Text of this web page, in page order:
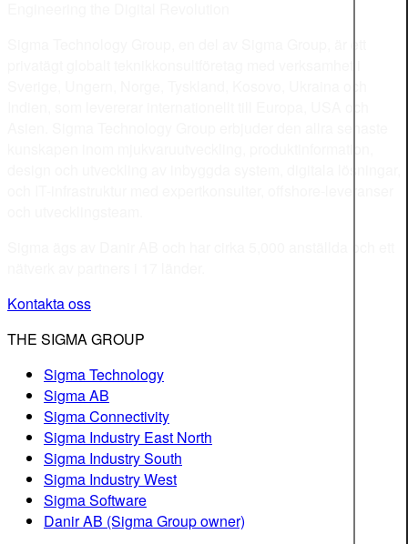
Kontakta oss
THE SIGMA GROUP
Sigma Technology
Sigma AB
Sigma Connectivity
Sigma Industry East North
Sigma Industry South
Sigma Industry West
Sigma Software
Danir AB (Sigma Group owner)